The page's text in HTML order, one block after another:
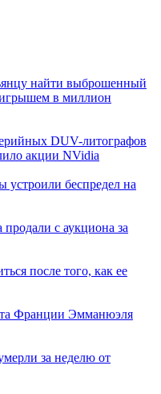
найти выброшенный
в миллион
DUV-литографов
акции NVidia
беспредел на
с аукциона за
после того, как ее
Франции Эмманюэля
за неделю от